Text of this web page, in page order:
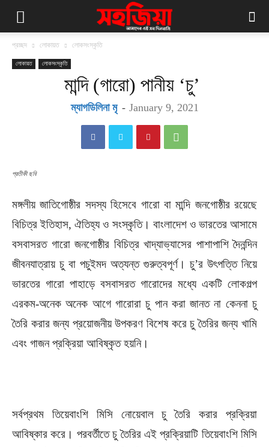
প্রচ্ছদ লোকায়ত লোকসংস্কৃতি
লোকায়ত লোকসংস্কৃতি
মান্দি (গারো) পানীয় ‘চু’
ম্যাগডিলিনা মৃ - January 9, 2021
প্রতীকী ছবি
মঙ্গলীয় জাতিগোষ্ঠীর সদস্য হিসেবে গারো বা মান্দি জনগোষ্ঠীর রয়েছে
বিচিত্র ইতিহাস, ঐতিহ্য ও সংস্কৃতি। বাংলাদেশ ও ভারতের আসামে
বসবাসরত গারো জনগোষ্ঠীর বিচিত্র খাদ্যাভ্যাসের পাশাপাশি দৈনন্দিন
জীবনযাত্রায় চু বা পচুইমদ অত্যন্ত গুরুত্বপূর্ণ। চু’র উৎপত্তি নিয়ে
ভারতের গারো পাহাড়ে বসবাসরত গারোদের মধ্যে একটি লোকগল্প
এরকম-অনেক অনেক আগে গারোরা চু পান করা জানত না কেননা চু
তৈরি করার জন্য প্রয়োজনীয় উপকরণ বিশেষ করে চু তৈরির জন্য খামি
এবং গাজন প্রক্রিয়া আবিষ্কৃত হয়নি।
সর্বপ্রথম তিয়েবাংশি মিসি নোয়েবাল চু তৈরি করার প্রক্রিয়া
আবিষ্কার করে। পরবর্তীতে চু তৈরির এই প্রক্রিয়াটি তিয়েবাংশি মিসি